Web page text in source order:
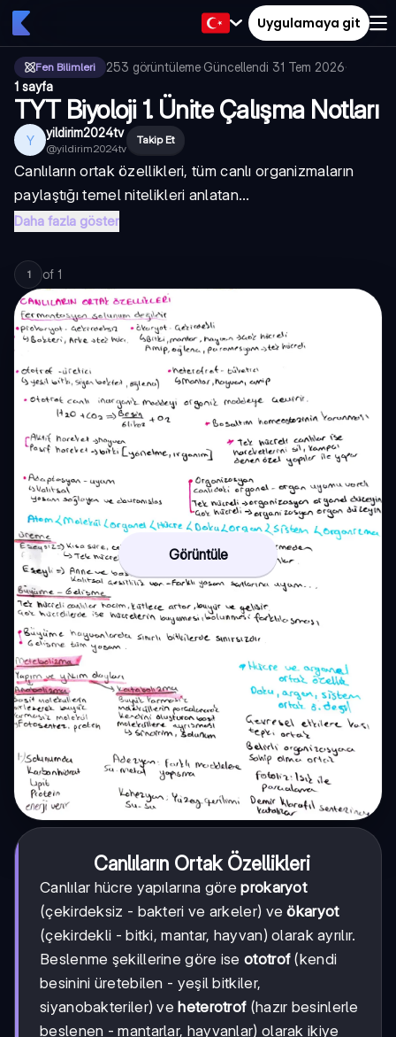
Uygulamaya git
Fen Bilimleri 253 görüntüleme·Güncellendi 31 Tem 2026·
1 sayfa
TYT Biyoloji 1. Ünite Çalışma Notları
Y yildirim2024tv
@yildirim2024tv
Takip Et
Canlıların ortak özellikleri, tüm canlı organizmaların
paylaştığı temel nitelikleri anlatan...
Daha fazla göster
1 of 1
Görüntüle
Canlıların Ortak Özellikleri
Canlılar hücre yapılarına göreprokaryot
(çekirdeksiz - bakteri ve arkeler) veökaryot
(çekirdekli - bitki, mantar, hayvan) olarak ayrılır.
Beslenme şekillerine göre iseototrof(kendi
besinini üretebilen - yeşil bitkiler,
siyanobakteriler) veheterotrof(hazır besinlerle
beslenen - mantarlar, hayvanlar) olarak ikiye